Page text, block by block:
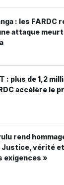
: les FARDC
attaque
: plus de 1,2
accélère le
rend
Justice, vérité
exigences »